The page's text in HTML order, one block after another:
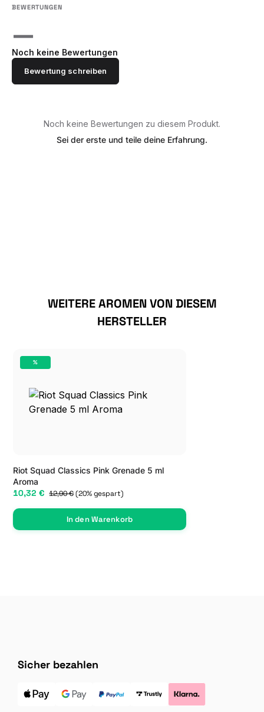
—
Noch keine Bewertungen
Bewertung schreiben
Noch keine Bewertungen zu diesem Produkt.
Sei der erste und teile deine Erfahrung.
Produktgalerie überspringen
WEITERE AROMEN VON DIESEM
HERSTELLER
RABATT
%
Riot Squad Classics Pink Grenade 5 ml
Aroma
10,32 € 12,90 €(20% gespart)
In den Warenkorb
Sicher bezahlen